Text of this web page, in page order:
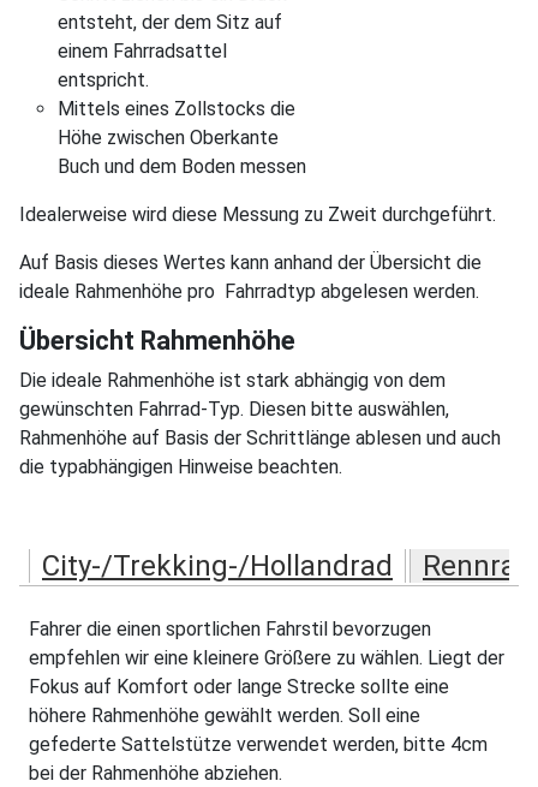
entsteht, der dem Sitz auf
einem Fahrradsattel
entspricht.
Mittels eines Zollstocks die
Höhe zwischen Oberkante
Buch und dem Boden messen
Idealerweise wird diese Messung zu Zweit durchgeführt.
Auf Basis dieses Wertes kann anhand der Übersicht die
ideale Rahmenhöhe pro Fahrradtyp abgelesen werden.
Übersicht Rahmenhöhe
Die ideale Rahmenhöhe ist stark abhängig von dem
gewünschten Fahrrad-Typ. Diesen bitte auswählen,
Rahmenhöhe auf Basis der Schrittlänge ablesen und auch
die typabhängigen Hinweise beachten.
City-/Trekking-/Hollandrad Rennrad
Fahrer die einen sportlichen Fahrstil bevorzugen
empfehlen wir eine kleinere Größere zu wählen. Liegt der
Fokus auf Komfort oder lange Strecke sollte eine
höhere Rahmenhöhe gewählt werden. Soll eine
gefederte Sattelstütze verwendet werden, bitte 4cm
bei der Rahmenhöhe abziehen.